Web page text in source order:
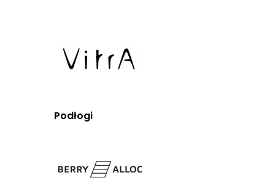
Podłogi